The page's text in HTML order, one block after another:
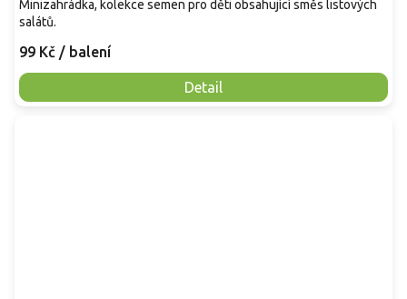
99 Kč / balení
Detail
Minizahrádka, kolekce semen pro děti obsahující směs listových
salátů.